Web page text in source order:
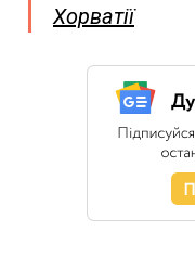
Хорватії